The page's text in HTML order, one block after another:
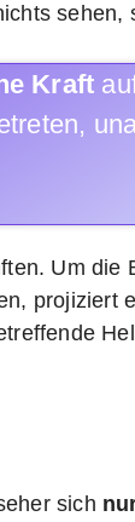
sehen,
Kraft
Um die
projiziert
sich